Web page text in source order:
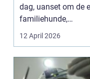
dag, uanset om de
familiehunde,
jagthunde,
konkurrenceh...
12 April 2026